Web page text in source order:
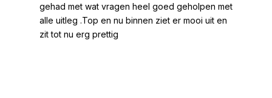
gehad met wat vragen heel goed geholpen met
alle uitleg .Top en nu binnen ziet er mooi uit en
zit tot nu erg prettig